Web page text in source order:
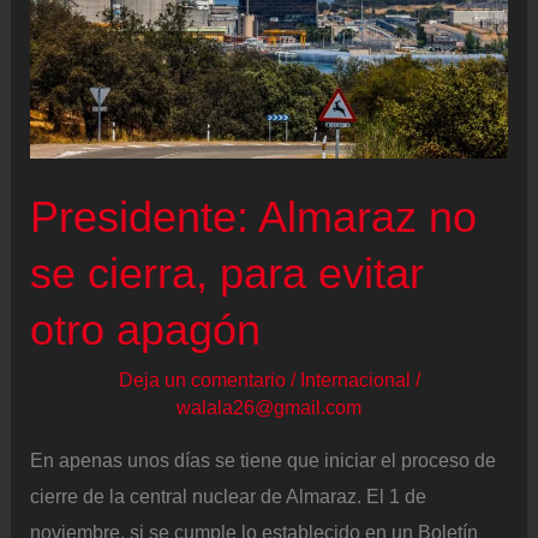
Presidente: Almaraz no
se cierra, para evitar
otro apagón
Deja un comentario / Internacional /
walala26@gmail.com
En apenas unos días se tiene que iniciar el proceso de
cierre de la central nuclear de Almaraz. El 1 de
noviembre, si se cumple lo establecido en un Boletín